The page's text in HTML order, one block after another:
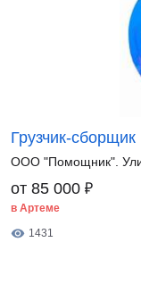
Грузчик-
ООО "Помощник".
от 85 000 ₽
в Артеме
1431